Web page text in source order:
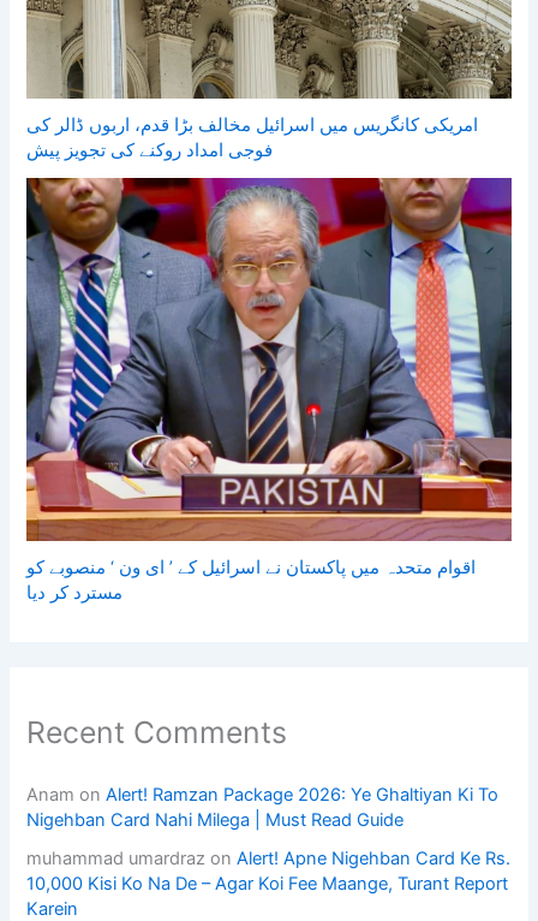
امریکی کانگریس میں اسرائیل مخالف بڑا قدم، اربوں ڈالر کی
فوجی امداد روکنے کی تجویز پیش
اقوام متحدہ میں پاکستان نے اسرائیل کے ’ ای ون ‘ منصوبے کو
مسترد کر دیا
Recent Comments
Anam onAlert! Ramzan Package 2026: Ye Ghaltiyan Ki To
Nigehban Card Nahi Milega | Must Read Guide
muhammad umardraz onAlert! Apne Nigehban Card Ke Rs.
10,000 Kisi Ko Na De – Agar Koi Fee Maange, Turant Report
Karein